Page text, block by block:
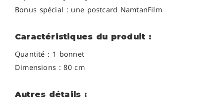
Bonus spécial : une postcard NamtanFilm
Caractéristiques du produit :
Quantité : 1 bonnet
Dimensions : 80 cm
Autres détails :